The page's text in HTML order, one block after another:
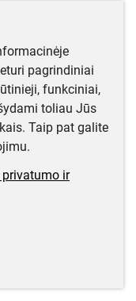
pagrindiniai
funkciniai,
toliau Jūs
Taip pat galite
ir